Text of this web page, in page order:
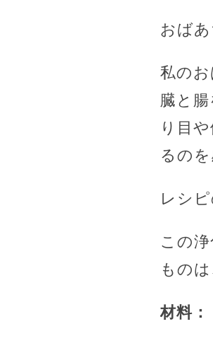
おば
私の
臓と
り目
るの
レシ
この
もの
材料：